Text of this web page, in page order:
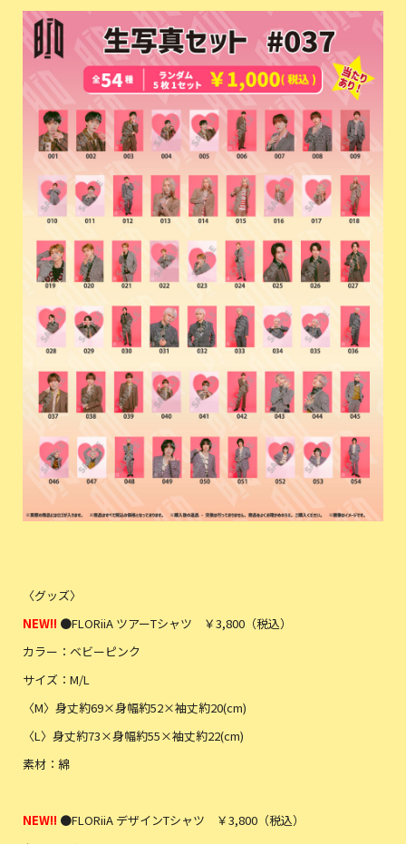
〈グッズ〉
NEW!! ●FLORiiA ツアーTシャツ ￥3,800（税込）
カラー：ベビーピンク
サイズ：M/L
〈M〉身丈約69×身幅約52×袖丈約20(cm)
〈L〉身丈約73×身幅約55×袖丈約22(cm)
素材：綿
NEW!! ●FLORiiA デザインTシャツ ￥3,800（税込）